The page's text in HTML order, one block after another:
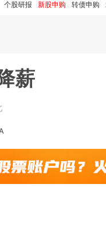
个股研报 新股申购 转债申购
薪